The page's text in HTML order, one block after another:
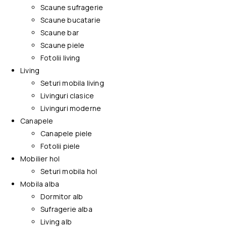
Scaune sufragerie
Scaune bucatarie
Scaune bar
Scaune piele
Fotolii living
Living
Seturi mobila living
Livinguri clasice
Livinguri moderne
Canapele
Canapele piele
Fotolii piele
Mobilier hol
Seturi mobila hol
Mobila alba
Dormitor alb
Sufragerie alba
Living alb